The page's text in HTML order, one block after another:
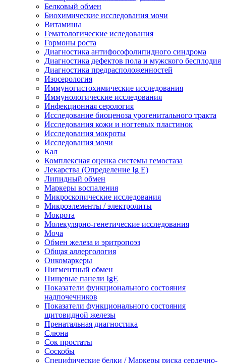
Белковый обмен
Биохимические исследования мочи
Витамины
Гематологические иследования
Гормоны роста
Диагностика антифософолипидного синдрома
Диагностика дефектов пола и мужского бесплодия
Диагностика предрасположенностей
Изосерология
Иммуногистохимические исследования
Иммунологические исследования
Инфекционная серология
Исследование биоценоза урогенитального тракта
Исследования кожи и ногтевых пластинок
Исследования мокроты
Исследования мочи
Кал
Комплексная оценка системы гемостаза
Лекарства (Определение Ig E)
Липидный обмен
Маркеры воспаления
Микроскопические исследования
Микроэлементы / электролиты
Мокрота
Молекулярно-генетические исследования
Моча
Обмен железа и эритропоэз
Общая аллергология
Онкомаркеры
Пигментный обмен
Пищевые панели IgE
Показатели функционального состояния
надпочечников
Показатели функционального состояния
щитовидной железы
Пренатальная диагностика
Слюна
Сок простаты
Соскобы
Специфические белки / Маркеры риска сердечно-